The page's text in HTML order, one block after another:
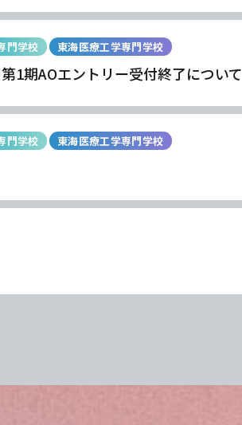
門学校 東海医療工学専門学校
1期AOエントリー受付終了について
門学校 東海医療工学専門学校